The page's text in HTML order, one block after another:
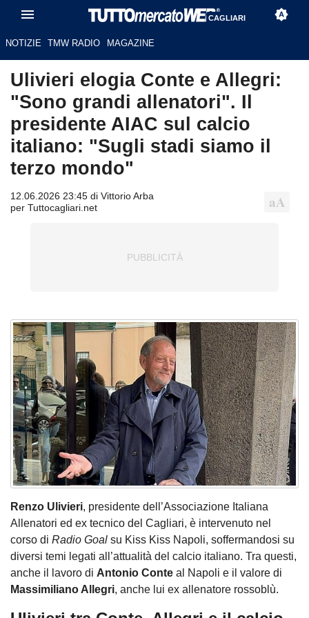
CAGLIARI
NOTIZIE TMW RADIO MAGAZINE
Ulivieri elogia Conte e Allegri:
"Sono grandi allenatori". Il
presidente AIAC sul calcio
italiano: "Sugli stadi siamo il
terzo mondo"
12.06.2026 23:45 di Vittorio Arba
per Tuttocagliari.net
Renzo Ulivieri, presidente dell’Associazione Italiana
Allenatori ed ex tecnico del Cagliari, è intervenuto nel
corso di Radio Goal su Kiss Kiss Napoli, soffermandosi su
diversi temi legati all’attualità del calcio italiano. Tra questi,
anche il lavoro di Antonio Conte al Napoli e il valore di
Massimiliano Allegri, anche lui ex allenatore rossoblù.